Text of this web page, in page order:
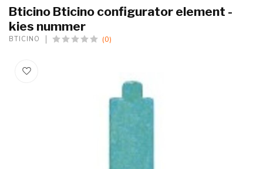
Bticino Bticino configurator element -
kies nummer
BTICINO (0)